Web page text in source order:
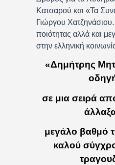
Κατσαρού και «Τα
Γιώργου
ποιότητας αλλά και
στην ελληνική
«Δημήτρης
σε μια σειρά
μεγάλο βαθμό
καλού